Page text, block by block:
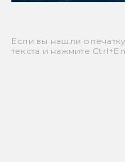
Если вы нашли
текста и нажмите